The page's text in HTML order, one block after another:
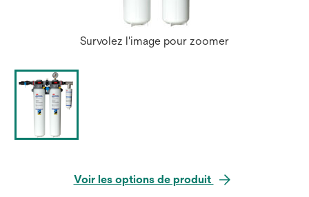
Survolez l'image pour zoomer
Voir les options de produit